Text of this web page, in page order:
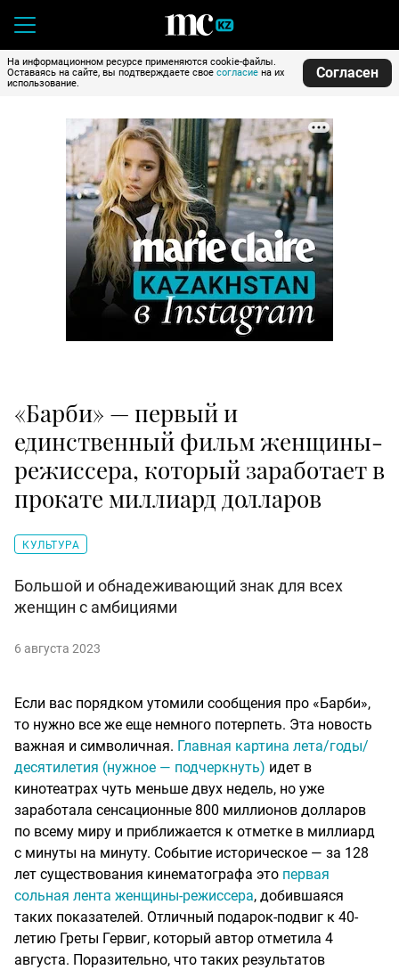
На информационном ресурсе применяются cookie-файлы.
Оставаясь на сайте, вы подтверждаете свое согласие на их
использование.
Согласен
«Барби» — первый и
единственный фильм женщины-
режиссера, который заработает в
прокате миллиард долларов
КУЛЬТУРА
Большой и обнадеживающий знак для всех
женщин с амбициями
6 августа 2023
Если вас порядком утомили сообщения про «Барби»,
то нужно все же еще немного потерпеть. Эта новость
важная и символичная. Главная картина лета/годы/
десятилетия (нужное — подчеркнуть) идет в
кинотеатрах чуть меньше двух недель, но уже
заработала сенсационные 800 миллионов долларов
по всему миру и приближается к отметке в миллиард
с минуты на минуту. Событие историческое — за 128
лет существования кинематографа это первая
сольная лента женщины-режиссера, добившаяся
таких показателей. Отличный подарок-подвиг к 40-
летию Греты Гервиг, который автор отметила 4
августа. Поразительно, что таких результатов